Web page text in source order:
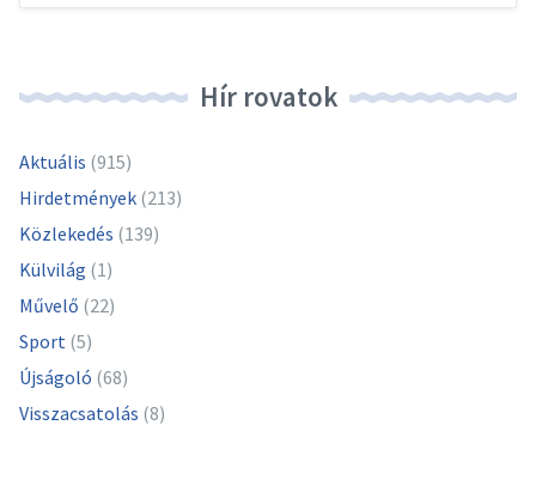
Hír rovatok
Aktuális (915)
Hirdetmények (213)
Közlekedés (139)
Külvilág (1)
Művelő (22)
Sport (5)
Újságoló (68)
Visszacsatolás (8)